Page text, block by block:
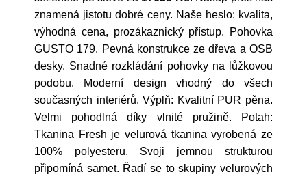
znamená jistotu dobré ceny. Naše heslo: kvalita,
výhodná cena, prozákaznický přístup. Pohovka
GUSTO 179. Pevná konstrukce ze dřeva a OSB
desky. Snadné rozkládání pohovky na lůžkovou
podobu. Moderní design vhodný do všech
současných interiérů. Výplň: Kvalitní PUR pěna.
Velmi pohodlná díky vlnité pružině. Potah:
Tkanina Fresh je velurová tkanina vyrobená ze
100% polyesteru. Svoji jemnou strukturou
připomíná samet. Řadí se to skupiny velurových